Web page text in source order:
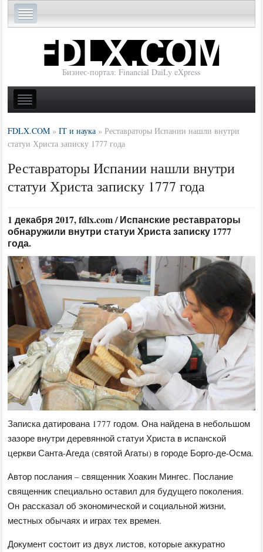
Бизнес-портал: Financial DaiLy eXpress
FDLX.COM »IT и наука »Реставраторы Испании нашли внутри
статуи Христа записку 1777 года
Реставраторы Испании нашли внутри
статуи Христа записку 1777 года
1 декабря 2017, fdlx.com / Испанские реставраторы
обнаружили внутри статуи Христа записку 1777
года.
Записка датирована 1777 годом. Она найдена в небольшом
зазоре внутри деревянной статуи Христа в испанской
церкви Санта-Агеда (святой Агаты) в городе Борго-де-Осма.
Автор послания – священник Хоакин Мингес. Послание
священник специально оставил для будущего поколения.
Он рассказал об экономической и социальной жизни,
местных обычаях и играх тех времен.
Документ состоит из двух листов, которые аккуратно